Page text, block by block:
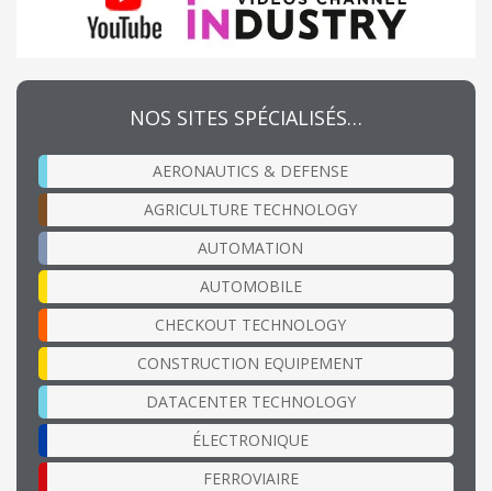
NOS SITES SPÉCIALISÉS…
AERONAUTICS & DEFENSE
AGRICULTURE TECHNOLOGY
AUTOMATION
AUTOMOBILE
CHECKOUT TECHNOLOGY
CONSTRUCTION EQUIPEMENT
DATACENTER TECHNOLOGY
ÉLECTRONIQUE
FERROVIAIRE